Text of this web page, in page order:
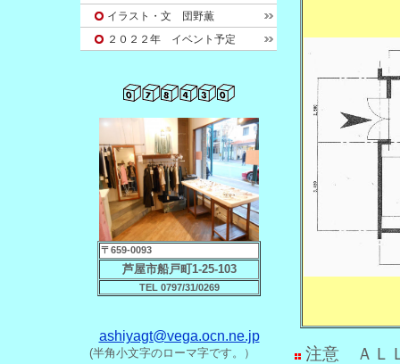
注意 ＡＬ
イラスト・文 団野薫
２０２２年 イベント予定
〒659-0093
芦屋市船戸町1-25-103
TEL 0797/31/0269
ashiyagt@vega.ocn.ne.jp
(半角小文字のローマ字です。）